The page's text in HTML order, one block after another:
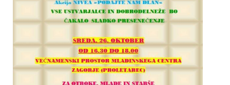
Fotogalerija
Občinska volilna komisija
Medobčinski inšpektorat in redarstvo
Koledar dogodkov
Zapore cest
Okoljski podatki